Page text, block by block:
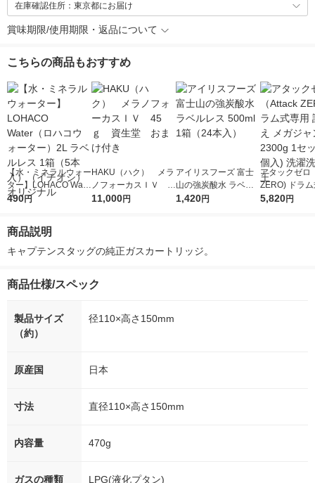
在庫確認住所：東京都にお届け
賞味期限/使用期限・返品について
こちらの商品もおすすめ
【水・ミネラルウォー
ター】LOHACO Wate
r（ロハコウォータ
シ） オリジナル
490円
HAKU（ハク） メラ
ノフォーカスＩＶ 4
5ｇ 資生堂 おまけ
11,000円
アイリスフーズ 富士
山の強炭酸水 ラベル
レス 500ml 1箱（24
1,420円
アタックゼロ
ZERO) ドラ
詰め替え メガ
5,820円
商品説明
キャプテンスタッグの純正ガスカートリッジ。
商品仕様/スペック
製品サイズ
（約）
径110×高さ150mm
原産国 日本
寸法 直径110×高さ150mm
内容量 470g
ガスの種類 LPG(液化プタン)